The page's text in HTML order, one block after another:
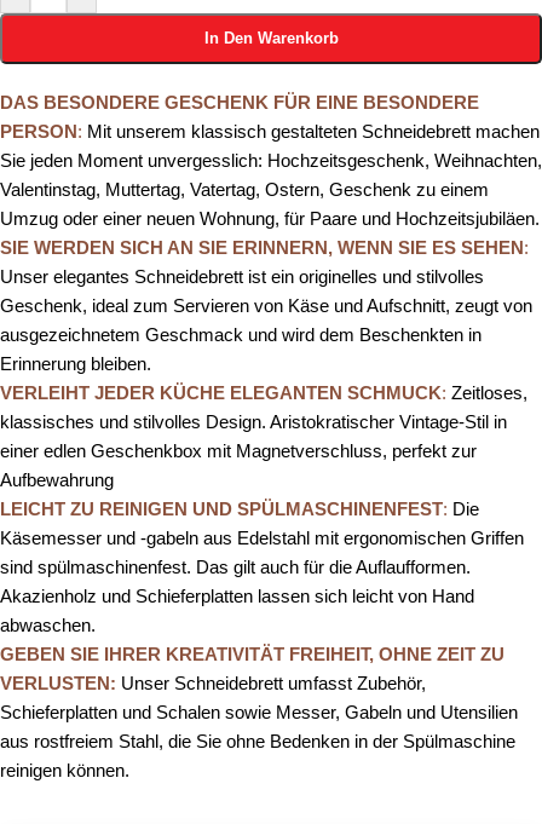
In Den Warenkorb
DAS BESONDERE GESCHENK FÜR EINE BESONDERE
PERSON: Mit unserem klassisch gestalteten Schneidebrett machen
Sie jeden Moment unvergesslich: Hochzeitsgeschenk, Weihnachten,
Valentinstag, Muttertag, Vatertag, Ostern, Geschenk zu einem
Umzug oder einer neuen Wohnung, für Paare und Hochzeitsjubiläen.
SIE WERDEN SICH AN SIE ERINNERN, WENN SIE ES SEHEN:
Unser elegantes Schneidebrett ist ein originelles und stilvolles
Geschenk, ideal zum Servieren von Käse und Aufschnitt, zeugt von
ausgezeichnetem Geschmack und wird dem Beschenkten in
Erinnerung bleiben.
VERLEIHT JEDER KÜCHE ELEGANTEN SCHMUCK: Zeitloses,
klassisches und stilvolles Design. Aristokratischer Vintage-Stil in
einer edlen Geschenkbox mit Magnetverschluss, perfekt zur
Aufbewahrung
LEICHT ZU REINIGEN UND SPÜLMASCHINENFEST: Die
Käsemesser und -gabeln aus Edelstahl mit ergonomischen Griffen
sind spülmaschinenfest. Das gilt auch für die Auflaufformen.
Akazienholz und Schieferplatten lassen sich leicht von Hand
abwaschen.
GEBEN SIE IHRER KREATIVITÄT FREIHEIT, OHNE ZEIT ZU
VERLUSTEN: Unser Schneidebrett umfasst Zubehör,
Schieferplatten und Schalen sowie Messer, Gabeln und Utensilien
aus rostfreiem Stahl, die Sie ohne Bedenken in der Spülmaschine
reinigen können.